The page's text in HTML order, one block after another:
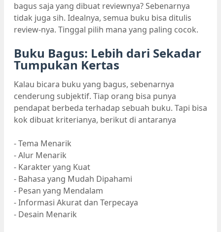
bagus saja yang dibuat reviewnya? Sebenarnya
tidak juga sih. Idealnya, semua buku bisa ditulis
review-nya. Tinggal pilih mana yang paling cocok.
Buku Bagus: Lebih dari Sekadar
Tumpukan Kertas
Kalau bicara buku yang bagus, sebenarnya
cenderung subjektif. Tiap orang bisa punya
pendapat berbeda terhadap sebuah buku. Tapi bisa
kok dibuat kriterianya, berikut di antaranya
- Tema Menarik
- Alur Menarik
- Karakter yang Kuat
- Bahasa yang Mudah Dipahami
- Pesan yang Mendalam
- Informasi Akurat dan Terpecaya
- Desain Menarik